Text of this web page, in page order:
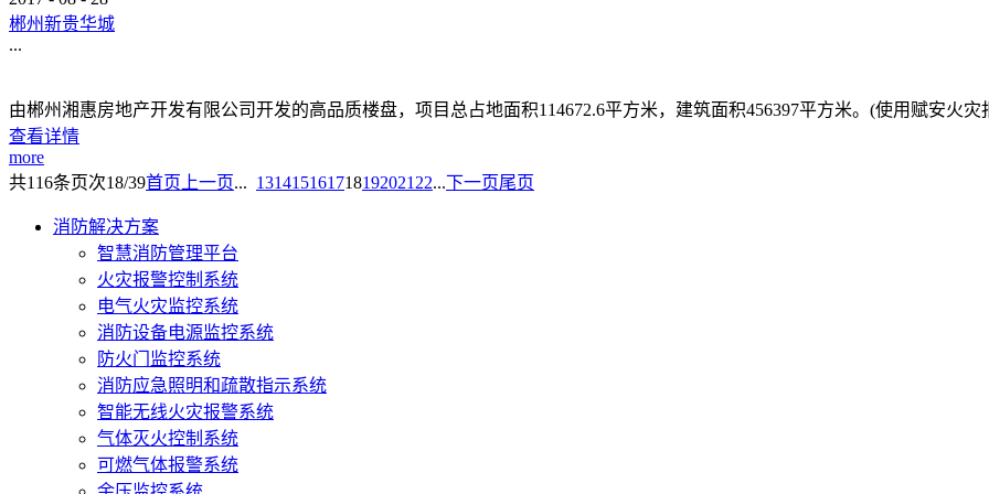
郴州新贵华城
...
由郴州湘惠房地产开发有限公司开发的高品质楼盘，项目总占地面积114672.6平方米，建筑面积456397平方米。(使用赋安火灾
查看详情
more
共116条页次18/39首页 上一页... 131415161718192021 22...下一页尾页
消防解决方案
智慧消防管理平台
火灾报警控制系统
电气火灾监控系统
消防设备电源监控系统
防火门监控系统
消防应急照明和疏散指示系统
智能无线火灾报警系统
气体灭火控制系统
可燃气体报警系统